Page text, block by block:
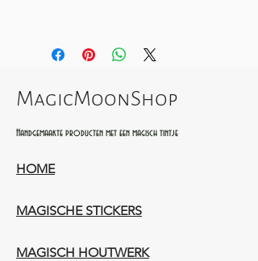
MagicMoonShop
Handgemaakte producten met een magisch tintje
HOME
MAGISCHE STICKERS
MAGISCH HOUTWERK